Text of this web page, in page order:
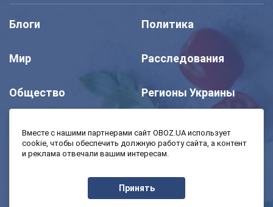
Блоги Политика
Мир Расследования
Общество Регионы Украины
Моя школа Авто
Экономика
Вместе с нашими партнерами сайт OBOZ.UA использует
cookie, чтобы обеспечить должную работу сайта, а контент
и реклама отвечали вашим интересам.
Принять